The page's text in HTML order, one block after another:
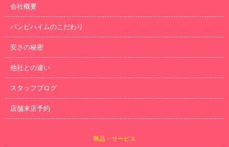
会社概要
バンビハイムのこだわり
安さの秘密
他社との違い
スタッフブログ
店舗来店予約
商品・サービス